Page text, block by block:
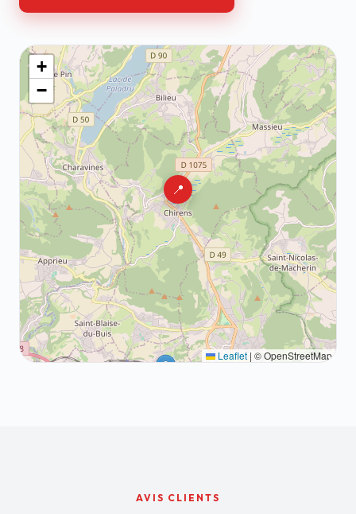
📍
+
−
Leaflet | © OpenStreetMap
AVIS CLIENTS